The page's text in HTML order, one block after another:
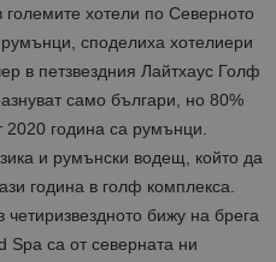
големите хотели по Северното
споделиха хотелиери
в петзвездния Лайтхаус Голф
само българи, но 80%
2020 година са румънци.
и румънски водещ, който да
година в голф комплекса.
бижу на брега
Spa са от северната ни